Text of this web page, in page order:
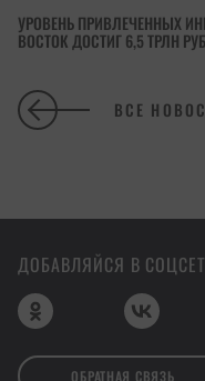
УРОВЕНЬ ПРИВЛЕЧЕННЫХ
ВОСТОК ДОСТИГ 6,5 ТРЛН
ВСЕ
ДОБАВЛЯЙСЯ В
ОБРАТНАЯ СВЯЗЬ